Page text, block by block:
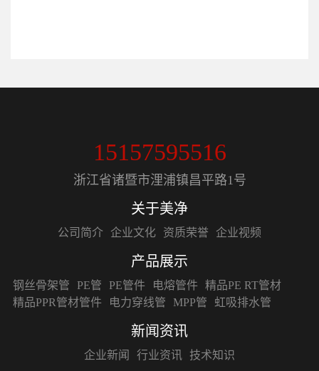
15157595516
浙江省诸暨市浬浦镇昌平路1号
关于美净
公司简介 企业文化 资质荣誉 企业视频
产品展示
钢丝骨架管 PE管 PE管件 电熔管件 精品PE RT管材
精品PPR管材管件
电力穿线管 MPP管 虹吸排水管
新闻资讯
企业新闻 行业资讯 技术知识